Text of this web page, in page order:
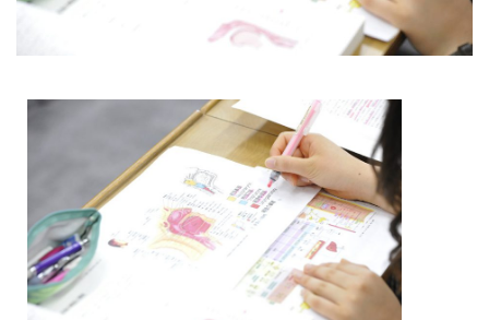
看護の智協働開発センター
入試案内
Q＆A